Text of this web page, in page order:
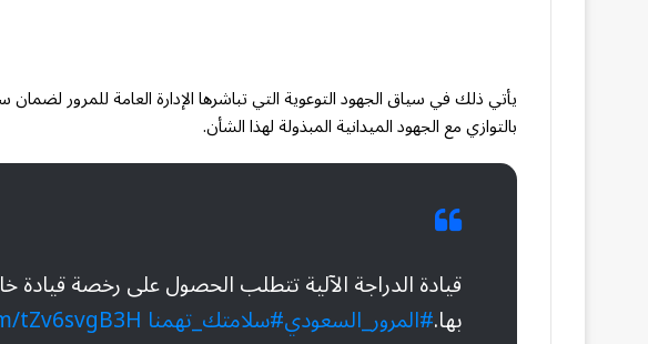
يأتي ذلك في سياق الجهود التوعوية التي تباشرها الإدارة العامة للمرور
بالتوازي مع الجهود الميدانية المبذولة لهذا الشأن.
قيادة الدراجة الآلية تتطلب الحصول على رخصة قيادة
بها.#المرور_السعودي#سلامتك_تهمنا tZv6svgB3H